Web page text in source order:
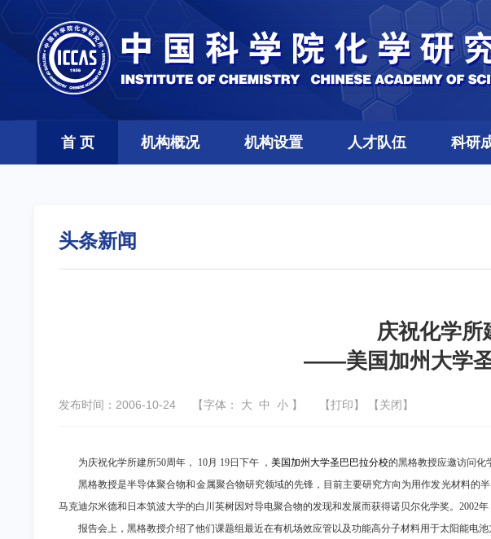
首 页 机构概况 机构设置 人才队伍 科研
头条新闻
庆祝化学所
——美国加州大学圣
发布时间：2006-10-24 【字体： 大 中 小 】 【打印】 【关闭】
为庆祝化学所建所50周年， 10月 19日下午 ， 美国加州大学圣巴巴拉分校的黑格教授应邀访问化
黑格教授是半导体聚合物和金属聚合物研究领域的先锋，目前主要研究方向为用作发光材料的
马克迪尔米德和日本筑波大学的白川英树因对导电聚合物的发现和发展而获得诺贝尔化学奖。 2002年
报告会上，黑格教授介绍了他们课题组最近在有机场效应管以及功能高分子材料用于太阳能电